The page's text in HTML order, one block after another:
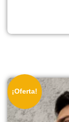
¡Oferta!